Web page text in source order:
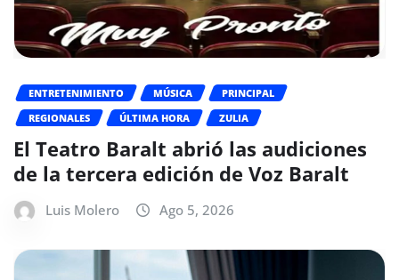
ENTRETENIMIENTO MÚSICA
PRINCIPAL
REGIONALES
ÚLTIMA HORA ZULIA
El Teatro Baralt abrió las audiciones
de la tercera edición de Voz Baralt
Luis Molero Ago 5, 2026